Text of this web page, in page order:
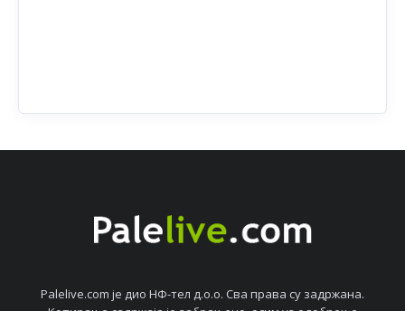
Palelive.com јe дио НФ-тeл д.о.о. Сва права су задржана.